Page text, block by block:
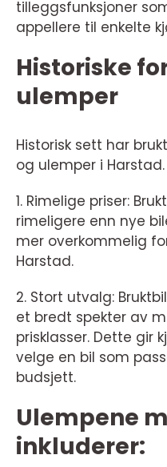
tilleggsfunksjoner
appellere til enkelte
Historiske
ulemper
Historisk sett har
og ulemper i
1. Rimelige priser:
rimeligere enn nye
mer overkommelig
Harstad.
2. Stort utvalg:
et bredt spekter av
prisklasser. Dette gir
velge en bil som
budsjett.
Ulempene
inkluderer: